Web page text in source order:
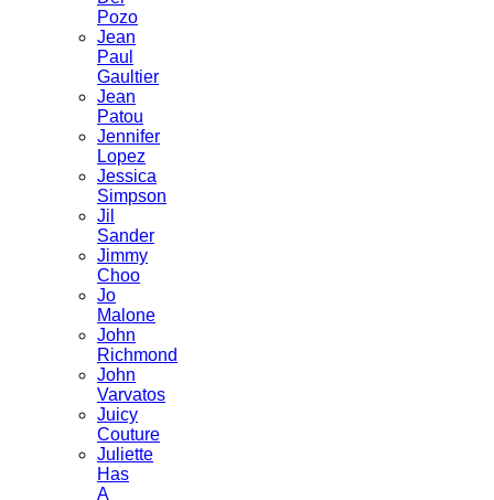
Pozo
Jean
Paul
Gaultier
Jean
Patou
Jennifer
Lopez
Jessica
Simpson
Jil
Sander
Jimmy
Choo
Jo
Malone
John
Richmond
John
Varvatos
Juicy
Couture
Juliette
Has
A